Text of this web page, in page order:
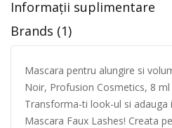
Informații suplimentare
Brands (1)
Mascara pentru alungire si
Noir, Profusion Cosmetics, 8 ml
Transforma-ti look-ul si adauga
Mascara Faux Lashes! Creata